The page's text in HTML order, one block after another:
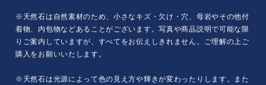
※天然石は自然素材のため、小さなキズ・欠け・穴、母岩やその他付
着物、内包物などあることがございます。写真や商品説明で可能な限
りご案内していますが、すべてをお伝えしきれません。ご理解の上ご
購入をお願いいたします。
※天然石は光源によって色の見え方や輝きが変わったりします。また